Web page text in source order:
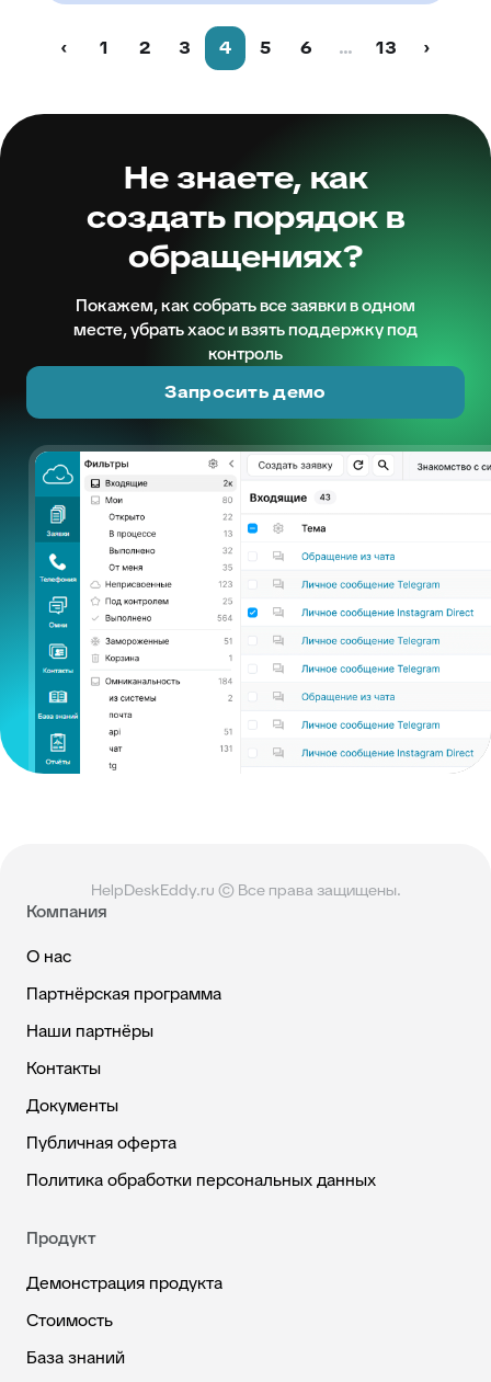
‹ 1 2 3 4 5 6 ... 13 ›
Не знаете, как
создать порядок в
обращениях?
Покажем, как собрать все заявки в одном
месте, убрать хаос и взять поддержку под
контроль
Запросить демо
HelpDeskEddy.ru © Все права защищены.
Компания
О нас
Партнёрская программа
Наши партнёры
Контакты
Документы
Публичная оферта
Политика обработки персональных данных
Продукт
Демонстрация продукта
Стоимость
База знаний